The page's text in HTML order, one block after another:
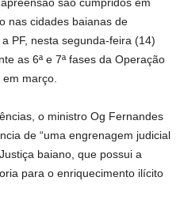
nas cidades baianas de
PF, nesta segunda-feira (14)
as 6ª e 7ª fases da Operação
março.
o ministro Og Fernandes
de “uma engrenagem judicial
baiano, que possui a
para o enriquecimento ilícito